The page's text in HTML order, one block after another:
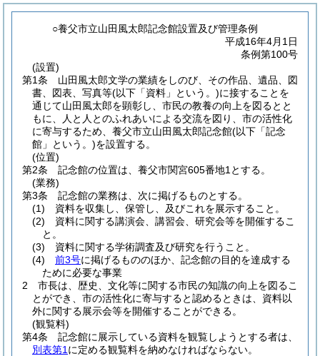
○養父市立山田風太郎記念館設置及び管理条例
平成16年4月1日
条例第100号
(設置)
第1条
山田風太郎文学の業績をしのび、その作品、遺品、図
書、図表、写真等(以下「資料」という。)に接することを
通じて山田風太郎を顕彰し、市民の教養の向上を図るとと
もに、人と人とのふれあいによる交流を図り、市の活性化
に寄与するため、養父市立山田風太郎記念館(以下「記念
館」という。)を設置する。
(位置)
第2条
記念館の位置は、養父市関宮605番地1とする。
(業務)
第3条
記念館の業務は、次に掲げるものとする。
(1)
資料を収集し、保管し、及びこれを展示すること。
(2)
資料に関する講演会、講習会、研究会等を開催するこ
と。
(3)
資料に関する学術調査及び研究を行うこと。
(4)
前3号に掲げるもののほか、記念館の目的を達成する
ために必要な事業
2
市長は、歴史、文化等に関する市民の知識の向上を図るこ
とができ、市の活性化に寄与すると認めるときは、資料以
外に関する展示会等を開催することができる。
(観覧料)
第4条
記念館に展示している資料を観覧しようとする者は、
別表第1 に定める観覧料を納めなければならない。